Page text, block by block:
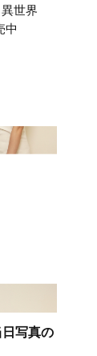
世界
中
写真の